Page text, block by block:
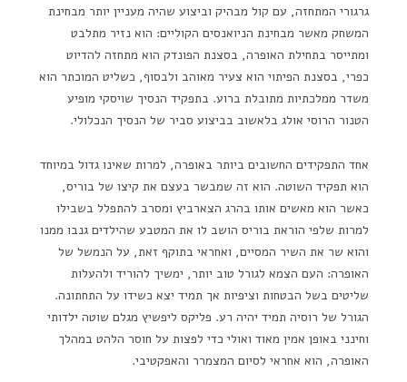
גרגורי המתחזה, עם קול מבהיק וביצוע שהיה מעניין יותר מבחינת
המשחק מאשר מבחינת הניואנסים הקוליים: הוא נזיר מתלבט
ומתייסר בתחילת האופרה, בסצנת הפונדק הוא מתחזה להדיוט
כפרי, בסצנת הפיתוי הוא צעיר מאוהב ולבסוף, כשליט המוכתר הוא
משדר ממלכתיות מתובלת ברוע. בתפקיד הנסיך שויסקי מופיע
הטנור הרוסי אולג בלאשוב בביצוע סביר של הנסיך הנכלולי.
אחד התפקידים החשובים ביותר באופרה, למרות שאינו גדול במיוחד
הוא תפקיד השוטה. הוא זה שמבשר בעצם את קיצו של בוריס,
כאשר הוא מאשים אותו בהרג הצארביץ ומסרב להתפלל בשבילו
למרות שלפי הוראת בוריס הושב לו את המטבע שהילדים גנבו ממנו
והוא שר את השיר המסיים, ואחראי בתוקף זאת, על הנמשל של
האופרה: העם הצמא לגורל טוב יותר, ימשיך להוריד ולהעלות
שליטים בשל הבטחות וציפיות אך תמיד יצא כשידו על התחתונה.
הגורל של רוסיה תמיד יהיה רע. פליקס ליפשיץ מגלם שוטה ילדותי
וחינני באופן אמין מאוד ואולי כדי לפצות על חוסר הלהט במהלך
האופרה, הוא אחראי לסיום המצמרר והאפקטיבי.